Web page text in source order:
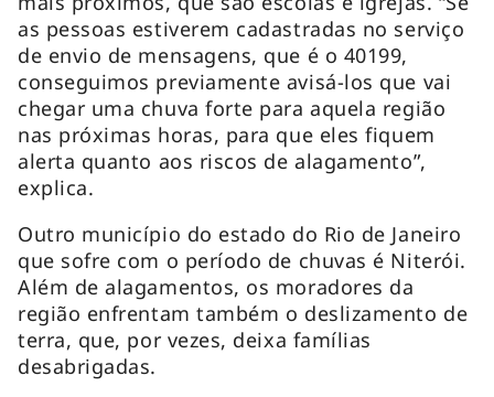
as pessoas estiverem cadastradas no serviço
de envio de mensagens, que é o 40199,
conseguimos previamente avisá-los que vai
chegar uma chuva forte para aquela região
nas próximas horas, para que eles fiquem
alerta quanto aos riscos de alagamento”,
explica.
Outro município do estado do Rio de Janeiro
que sofre com o período de chuvas é Niterói.
Além de alagamentos, os moradores da
região enfrentam também o deslizamento de
terra, que, por vezes, deixa famílias
desabrigadas.